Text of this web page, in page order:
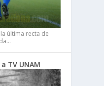
la última recta de
TV UNAM